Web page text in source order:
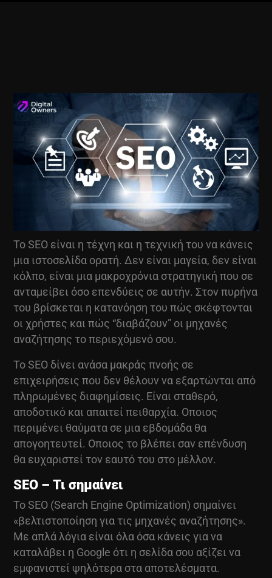
Το SEO είναι η τέχνη και η τεχνική του να κάνεις
μια ιστοσελίδα ορατή. Δεν είναι μαγεία, δεν είναι
κόλπο, είναι μια μακροχρόνια στρατηγική που σε
ανταμείβει όσο επενδύεις σε αυτήν. Στον πυρήνα
του βρίσκεται η κατανόηση του πώς σκέφτονται
οι χρήστες και πώς “διαβάζουν” οι μηχανές
αναζήτησης το περιεχόμενό σου.
Το SEO δίνει ανάσα μακράς πνοής σε
επιχειρήσεις που δεν θέλουν να εξαρτώνται από
πληρωμένες διαφημίσεις. Είναι σταθερό,
αποδοτικό και απαιτεί πειθαρχία. Οποιος
περιμένει θαύματα σε μια εβδομάδα θα
απογοητευτεί. Οποιος το βλέπει σαν επένδυση
θα ευχαριστεί τον εαυτό του στο μέλλον.
SEO – Τι σημαίνει
Το SEO (Search Engine Optimization) σημαίνει
«βελτιστοποίηση για τις μηχανές αναζήτησης».
Με απλά λόγια είναι όλα όσα κάνεις για να
καταλάβει η Google ότι η σελίδα σου αξίζει να
εμφανιστεί ψηλότερα στα αποτελέσματα.